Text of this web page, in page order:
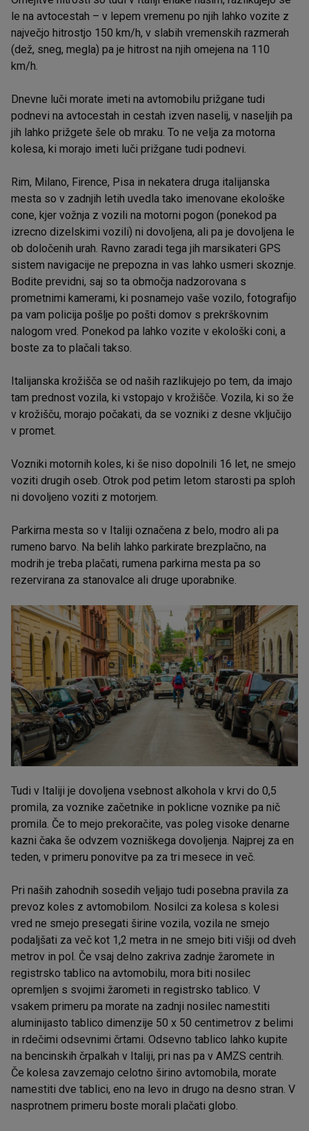
le na avtocestah – v lepem vremenu po njih lahko vozite z
največjo hitrostjo 150 km/h, v slabih vremenskih razmerah
(dež, sneg, megla) pa je hitrost na njih omejena na 110
km/h.
Dnevne luči morate imeti na avtomobilu prižgane tudi
podnevi na avtocestah in cestah izven naselij, v naseljih pa
jih lahko prižgete šele ob mraku. To ne velja za motorna
kolesa, ki morajo imeti luči prižgane tudi podnevi.
Rim, Milano, Firence, Pisa in nekatera druga italijanska
mesta so v zadnjih letih uvedla tako imenovane ekološke
cone, kjer vožnja z vozili na motorni pogon (ponekod pa
izrecno dizelskimi vozili) ni dovoljena, ali pa je dovoljena le
ob določenih urah. Ravno zaradi tega jih marsikateri GPS
sistem navigacije ne prepozna in vas lahko usmeri skoznje.
Bodite previdni, saj so ta območja nadzorovana s
prometnimi kamerami, ki posnamejo vaše vozilo, fotografijo
pa vam policija pošlje po pošti domov s prekrškovnim
nalogom vred. Ponekod pa lahko vozite v ekološki coni, a
boste za to plačali takso.
Italijanska krožišča se od naših razlikujejo po tem, da imajo
tam prednost vozila, ki vstopajo v krožišče. Vozila, ki so že
v krožišču, morajo počakati, da se vozniki z desne vključijo
v promet.
Vozniki motornih koles, ki še niso dopolnili 16 let, ne smejo
voziti drugih oseb. Otrok pod petim letom starosti pa sploh
ni dovoljeno voziti z motorjem.
Parkirna mesta so v Italiji označena z belo, modro ali pa
rumeno barvo. Na belih lahko parkirate brezplačno, na
modrih je treba plačati, rumena parkirna mesta pa so
rezervirana za stanovalce ali druge uporabnike.
Tudi v Italiji je dovoljena vsebnost alkohola v krvi do 0,5
promila, za voznike začetnike in poklicne voznike pa nič
promila. Če to mejo prekoračite, vas poleg visoke denarne
kazni čaka še odvzem vozniškega dovoljenja. Najprej za en
teden, v primeru ponovitve pa za tri mesece in več.
Pri naših zahodnih sosedih veljajo tudi posebna pravila za
prevoz koles z avtomobilom. Nosilci za kolesa s kolesi
vred ne smejo presegati širine vozila, vozila ne smejo
podaljšati za več kot 1,2 metra in ne smejo biti višji od dveh
metrov in pol. Če vsaj delno zakriva zadnje žaromete in
registrsko tablico na avtomobilu, mora biti nosilec
opremljen s svojimi žarometi in registrsko tablico. V
vsakem primeru pa morate na zadnji nosilec namestiti
aluminijasto tablico dimenzije 50 x 50 centimetrov z belimi
in rdečimi odsevnimi črtami. Odsevno tablico lahko kupite
na bencinskih črpalkah v Italiji, pri nas pa v AMZS centrih.
Če kolesa zavzemajo celotno širino avtomobila, morate
namestiti dve tablici, eno na levo in drugo na desno stran. V
nasprotnem primeru boste morali plačati globo.